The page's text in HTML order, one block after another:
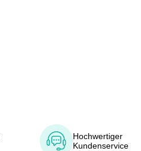
Hochwertiger
Kundenservice